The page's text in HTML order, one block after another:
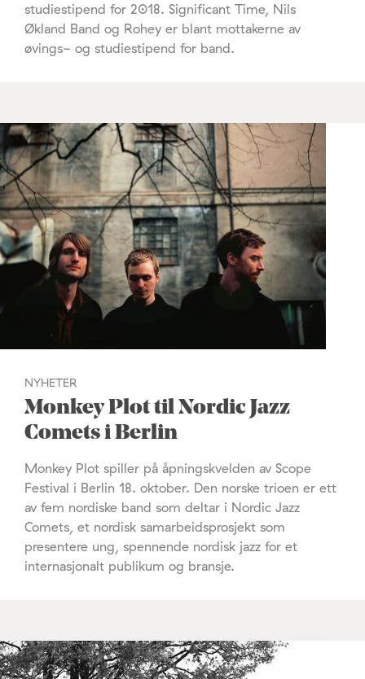
studiestipend for 2018. Significant Time, Nils
Økland Band og Rohey er blant mottakerne av
øvings- og studiestipend for band.
NYHETER
Monkey Plot til Nordic Jazz
Comets i Berlin
Monkey Plot spiller på åpningskvelden av Scope
Festival i Berlin 18. oktober. Den norske trioen er ett
av fem nordiske band som deltar i Nordic Jazz
Comets, et nordisk samarbeidsprosjekt som
presentere ung, spennende nordisk jazz for et
internasjonalt publikum og bransje.